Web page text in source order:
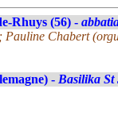
Rhuys (56) -
Pauline Chabert
- Basilika St